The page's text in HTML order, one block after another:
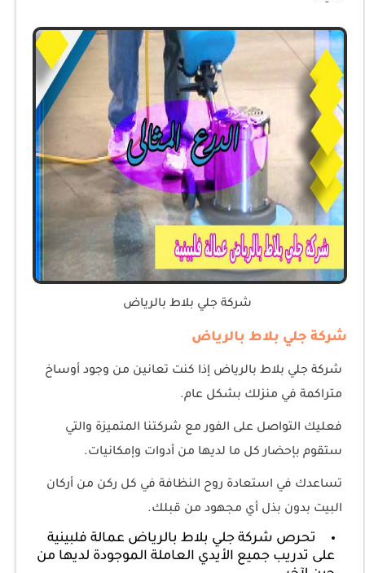
شركة جلي بلاط بالرياض
‎شركة جلي بلاط بالرياض إذا كنت تعانين من وجود أوساخ
متراكمة في منزلك بشكل عام.
فعليك التواصل على الفور مع شركتنا المتميزة والتي
ستقوم بإحضار كل ما لديها من أدوات وإمكانيات.
تساعدك في استعادة روح النظافة في كل ركن من أركان
البيت بدون بذل أي مجهود من قبلك.
تحرص شركة جلي بلاط بالرياض عمالة فلبينية
على تدريب جميع الأيدي العاملة الموجودة لديها من